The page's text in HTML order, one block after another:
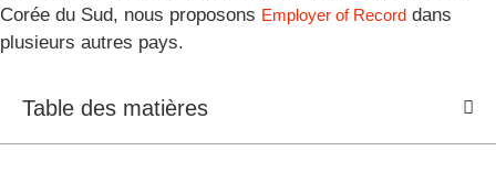
Corée du Sud, nous proposons Employer of Record dans
plusieurs autres pays.
Table des matières